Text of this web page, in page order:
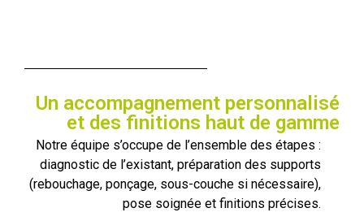
Un accompagnement personnalisé
et des finitions haut de gamme
Notre équipe s’occupe de l’ensemble des étapes :
diagnostic de l’existant, préparation des supports
(rebouchage, ponçage, sous-couche si nécessaire),
pose soignée et finitions précises.